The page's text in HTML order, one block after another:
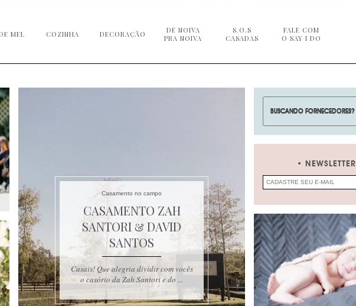
MEL COZINHA DECORAÇÃO
DE NOIVA
PRA NOIVA
S.O.S
CASADAS
FALE COM
O SAY I DO
Casamento no campo
CASAMENTO ZAH
SANTORI & DAVID
SANTOS
Casais! Que alegria dividir com vocês
o casório da Zah Santori e do ...
NEWSLETTER